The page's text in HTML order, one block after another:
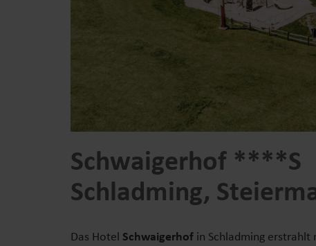
Schwaigerhof ****S
Schladming,
Das Hotel Schwaigerhof in Schladming erstrahlt